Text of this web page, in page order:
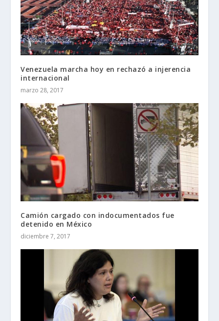
Venezuela marcha hoy en rechazó a injerencia
internacional
marzo 28, 2017
Camión cargado con indocumentados fue
detenido en México
diciembre 7, 2017